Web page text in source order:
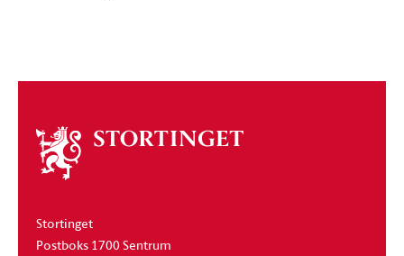
Om
stortinget
Stortinget
Postboks 1700 Sentrum